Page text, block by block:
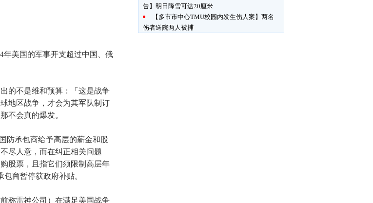
年美国的军事开支超过中国、俄
的不是维和预算：「这是战争
地区战争，才会为其军队制订
不会真的爆发。
防承包商给予高层的薪金和股
尽人意，而在纠正相关问题
股票，且指它们须限制高层年
商暂停获政府补贴。
称雷神公司）在满足美国战争
告】明日降雪可达20厘米
【多市市中心TMU校园内发生伤人案】两名
伤者送院两人被捕